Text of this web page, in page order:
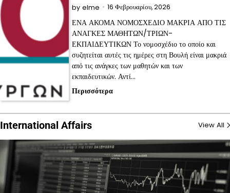
by elme 16 Φεβρουαρίου, 2026
ΕΝΑ ΑΚΟΜΑ ΝΟΜΟΣΧΕΔΙΟ ΜΑΚΡΙΑ ΑΠΟ ΤΙΣ
ΑΝΑΓΚΕΣ ΜΑΘΗΤΩΝ/ΤΡΙΩΝ-
ΕΚΠΑΙΔΕΥΤΙΚΩΝ Το νομοσχέδιο το οποίο και
συζητείται αυτές τις ημέρες στη Βουλή είναι μακριά
από τις ανάγκες των μαθητών και των
εκπαιδευτικών. Αντί…
Περισσότερα
International Affairs View All